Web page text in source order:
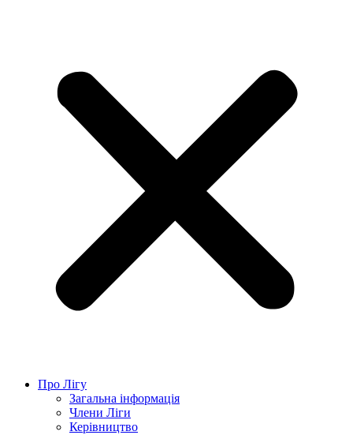
Про Лігу
Загальна інформація
Члени Ліги
Керівництво